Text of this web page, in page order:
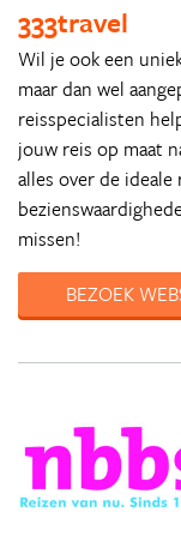
333travel
Wil je ook een
maar dan wel
reisspecialisten
jouw reis op maat
alles over de
missen!
BEZOEK